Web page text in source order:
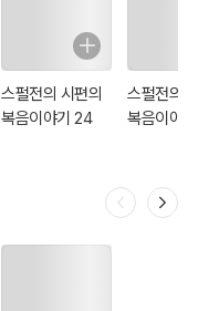
스펄전의 시편의
복음이야기 24
스펄전의 시편의
복음이야기 22